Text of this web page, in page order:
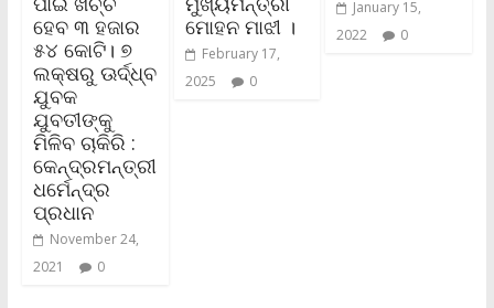
ହେବ ୩ ହଜାର
୫୪ କୋଟି। ୭
ଲକ୍ଷରୁ ଊର୍ଦ୍ଧ୍ବ
ଯୁବକ
ଯୁବତୀଙ୍କୁ
ମିଳିବ ଚାକିରି :
କେନ୍ଦ୍ରମନ୍ତ୍ରୀ
ଧର୍ମେନ୍ଦ୍ର
ପ୍ରଧାନ
November 24,
2021
0
ମୋହନ ମାଝୀ ।
February 17,
2025
0
January 15,
2022
0